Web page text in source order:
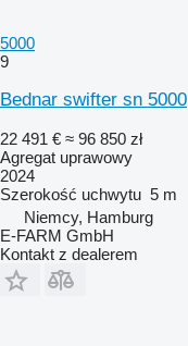
5000
9
Bednar swifter sn 5000
22 491 € ≈ 96 850 zł
Agregat uprawowy
2024
Szerokość uchwytu 5 m
Niemcy, Hamburg
E-FARM GmbH
Kontakt z dealerem